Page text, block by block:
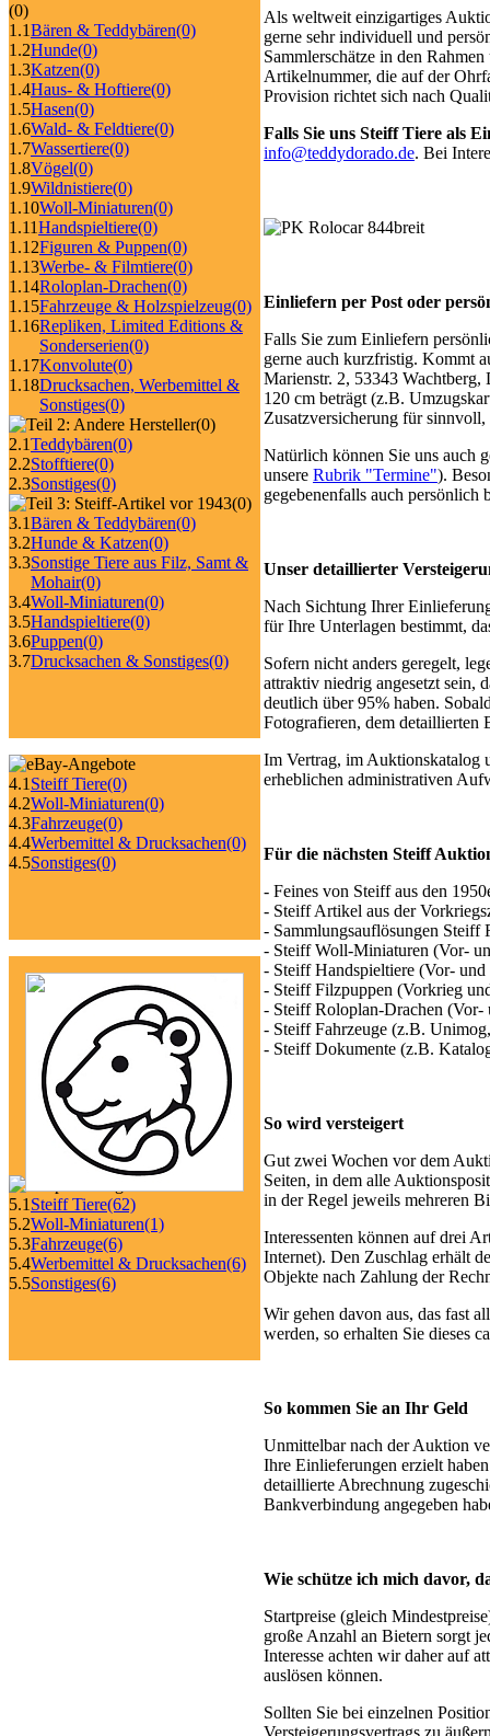
(0)
1.1Bären & Teddybären(0)
1.2Hunde(0)
1.3Katzen(0)
1.4Haus- & Hoftiere(0)
1.5Hasen(0)
1.6Wald- & Feldtiere(0)
1.7Wassertiere(0)
1.8Vögel(0)
1.9Wildnistiere(0)
1.10Woll-Miniaturen(0)
1.11Handspieltiere(0)
1.12Figuren & Puppen(0)
1.13Werbe- & Filmtiere(0)
1.14Roloplan-Drachen(0)
1.15Fahrzeuge & Holzspielzeug(0)
1.16Repliken, Limited Editions &
Sonderserien(0)
1.17Konvolute(0)
1.18Drucksachen, Werbemittel &
Sonstiges(0)
(0)
2.1Teddybären(0)
2.2Stofftiere(0)
2.3Sonstiges(0)
(0)
3.1Bären & Teddybären(0)
3.2Hunde & Katzen(0)
3.3Sonstige Tiere aus Filz, Samt &
Mohair(0)
3.4Woll-Miniaturen(0)
3.5Handspieltiere(0)
3.6Puppen(0)
3.7Drucksachen & Sonstiges(0)
4.1 Steiff Tiere(0)
4.2Woll-Miniaturen(0)
4.3Fahrzeuge(0)
4.4Werbemittel & Drucksachen(0)
4.5Sonstiges(0)
5.1 Steiff Tiere(62)
5.2Woll-Miniaturen(1)
5.3Fahrzeuge(6)
5.4Werbemittel & Drucksachen(6)
5.5Sonstiges(6)
Als weltweit einzigartiges
gerne sehr individuell und
Sammlerschätze in den
Artikelnummer, die auf der
Provision richtet sich nach
Falls Sie uns Steiff Tiere als
info@teddydorado.de. Bei
Einliefern per Post oder
Falls Sie zum Einliefern
gerne auch kurzfristig. Kommt
Marienstr. 2, 53343
120 cm beträgt (z.B.
Zusatzversicherung für
Natürlich können Sie uns auch
unsere Rubrik "Termine").
gegebenenfalls auch persönlich
Unser detaillierter
Nach Sichtung Ihrer
für Ihre Unterlagen bestimmt,
Sofern nicht anders geregelt,
attraktiv niedrig angesetzt sein,
deutlich über 95% haben.
Fotografieren, dem detaillierten
Im Vertrag, im Auktionskatalog
erheblichen administrativen
Für die nächsten Steiff
- Feines von Steiff aus den
- Steiff Artikel aus der
- Sammlungsauflösungen Steiff
- Steiff Woll-Miniaturen (Vor-
- Steiff Handspieltiere (Vor-
- Steiff Filzpuppen (Vorkrieg
- Steiff Roloplan-Drachen (Vor-
- Steiff Fahrzeuge (z.B.
- Steiff Dokumente (z.B.
So wird versteigert
Gut zwei Wochen vor dem
Seiten, in dem alle
in der Regel jeweils mehreren
Interessenten können auf drei
Internet). Den Zuschlag erhält
Objekte nach Zahlung der
Wir gehen davon aus, das fast
werden, so erhalten Sie dieses
So kommen Sie an Ihr Geld
Unmittelbar nach der Auktion
Ihre Einlieferungen erzielt
detaillierte Abrechnung
Bankverbindung angegeben
Wie schütze ich mich davor,
Startpreise (gleich
große Anzahl an Bietern sorgt
Interesse achten wir daher auf
auslösen können.
Sollten Sie bei einzelnen
Versteigerungsvertrags zu